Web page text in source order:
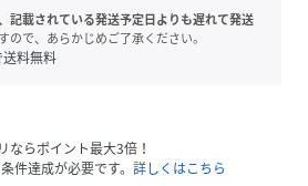
記載されている発送予定日よりも遅れて発送
ので、あらかじめご了承ください。
料無料
ならポイント最大3倍！
件達成が必要です。 詳しくはこちら